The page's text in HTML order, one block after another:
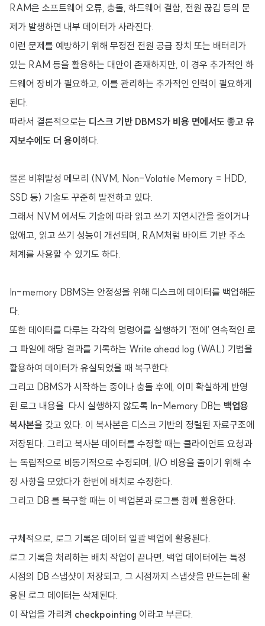
RAM은 소프트웨어 오류, 충돌, 하드웨어 결함, 전원 끊김 등의 문
제가 발생하면 내부 데이터가 사라진다.
이런 문제를 예방하기 위해 무정전 전원 공급 장치 또는 배터리가
있는 RAM 등을 활용하는 대안이 존재하지만, 이 경우 추가적인 하
드웨어 장비가 필요하고, 이를 관리하는 추가적인 인력이 필요하게
된다.
따라서 결론적으로는 디스크 기반 DBMS가 비용 면에서도 좋고 유
지보수에도 더 용이 하다.
물론 비휘발성 메모리 (NVM, Non-Volatile Memory = HDD,
SSD 등) 기술도 꾸준히 발전하고 있다.
그래서 NVM 에서도 기술에 따라 읽고 쓰기 지연시간을 줄이거나
없애고, 읽고 쓰기 성능이 개선되며, RAM처럼 바이트 기반 주소
체계를 사용할 수 있기도 하다.
In-memory DBMS는 안정성을 위해 디스크에 데이터를 백업해둔
다.
또한 데이터를 다루는 각각의 명령어를 실행하기 '전에' 연속적인 로
그 파일에 해당 결과를 기록하는 Write ahead log (WAL) 기법을
활용하여 데이터가 유실되었을 때 복구한다.
그리고 DBMS가 시작하는 중이나 충돌 후에, 이미 확실하게 반영
된 로그 내용을 다시 실행하지 않도록 In-Memory DB는 백업용
복사본을 갖고 있다. 이 복사본은 디스크 기반의 정렬된 자료구조에
저장된다. 그리고 복사본 데이터를 수정할 때는 클라이언트 요청과
는 독립적으로 비동기적으로 수정되며, I/O 비용을 줄이기 위해 수
정 사항을 모았다가 한번에 배치로 수정한다.
그리고 DB 를 복구할 때는 이 백업본과 로그를 함께 활용한다.
구체적으로, 로그 기록은 데이터 일괄 백업에 활용된다.
로그 기록을 처리하는 배치 작업이 끝나면, 백업 데이터에는 특정
시점의 DB 스냅샷이 저장되고, 그 시점까지 스냅샷을 만드는데 활
용된 로그 데이터는 삭제된다.
이 작업을 가리켜 checkpointing 이라고 부른다.